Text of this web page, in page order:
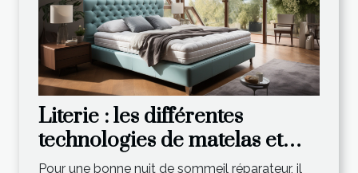
Literie : les différentes
technologies de matelas et
leurs spécificités
Pour une bonne nuit de sommeil réparateur, il